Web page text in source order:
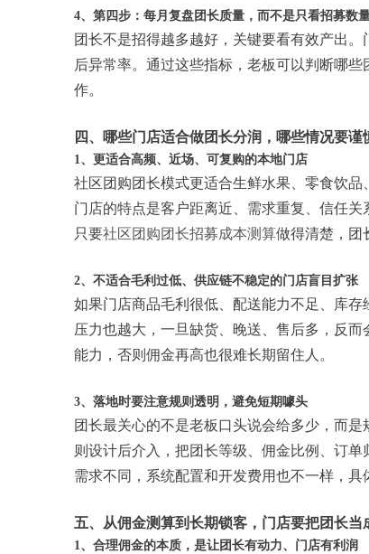
4、第四步：每月复盘团长质量，而不是只看招募数
团长不是招得越多越好，关键要看有效产出
后异常率。通过这些指标，老板可以判断哪
作。
四、哪些门店适合做团长分润，哪些情况要谨
1、更适合高频、近场、可复购的本地门店
社区团购团长模式更适合生鲜水果、零食饮
门店的特点是客户距离近、需求重复、信任
只要社区团购团长招募成本测算做得清楚，团
2、不适合毛利过低、供应链不稳定的门店盲目扩张
如果门店商品毛利很低、配送能力不足、库
压力也越大，一旦缺货、晚送、售后多，反
能力，否则佣金再高也很难长期留住人。
3、落地时要注意规则透明，避免短期噱头
团长最关心的不是老板口头说会给多少，而
则设计后介入，把团长等级、佣金比例、订
需求不同，系统配置和开发费用也不一样，具
五、从佣金测算到长期锁客，门店要把团长当
1、合理佣金的本质，是让团长有动力、门店有利润